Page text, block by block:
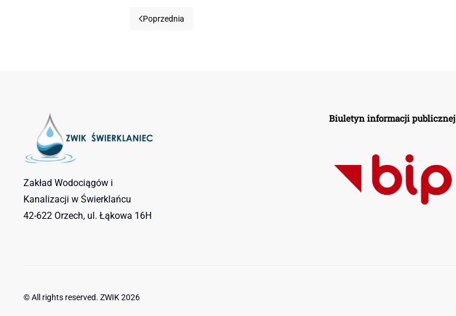
Poprzednia
Zakład Wodociągów i
Kanalizacji w Świerklańcu
42-622 Orzech, ul. Łąkowa 16H
Biuletyn informacji publicznej
© All rights reserved. ZWIK2026